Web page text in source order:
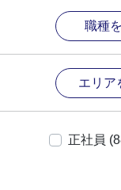
職種
エリア
正社員